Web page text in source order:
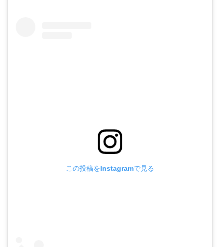
この投稿をInstagramで見る